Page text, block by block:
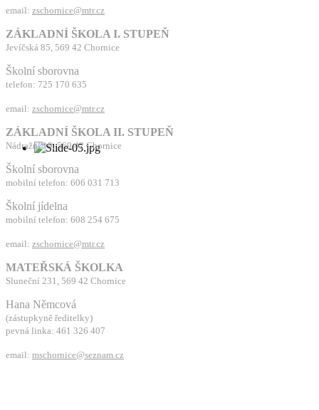
email: zschornice@mtr.cz
ZÁKLADNÍ ŠKOLA I. STUPEŇ
Jevíčská 85, 569 42 Chornice
Školní sborovna
telefon: 725 170 635
email: zschornice@mtr.cz
ZÁKLADNÍ ŠKOLA II. STUPEŇ
Nádražní 19, 569 42 Chornice
Školní sborovna
mobilní telefon: 606 031 713
Školní jídelna
mobilní telefon: 608 254 675
email: zschornice@mtr.cz
MATEŘSKÁ ŠKOLKA
Sluneční 231, 569 42 Chornice
Hana Němcová
(zástupkyně ředitelky)
pevná linka: 461 326 407
email: mschornice@seznam.cz